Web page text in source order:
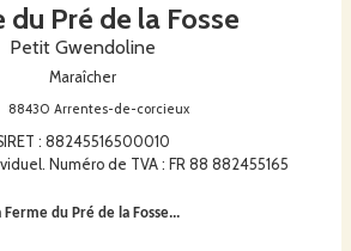
du Pré de la Fosse
Petit Gwendoline
Maraîcher
88430 Arrentes-de-corcieux
: 88245516500010
Numéro de TVA : FR 88 882455165
Ferme du Pré de la Fosse...